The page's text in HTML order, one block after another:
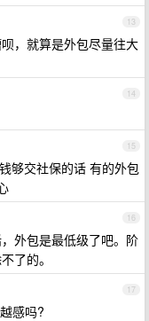
13
，就算是外包尽量往大
14
15
够交社保的话 有的外包
16
外包是最低级了吧。阶
了的。
17
感吗?